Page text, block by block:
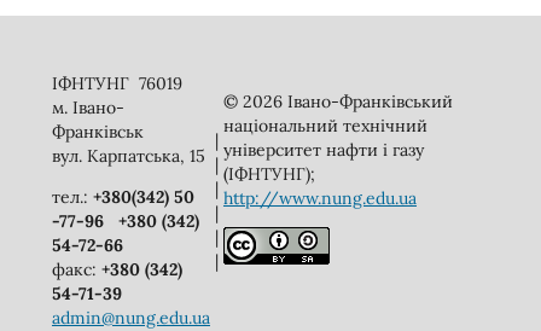
ІФНТУНГ 76019
м. Івано-
Франківськ
вул. Карпатська, 15
тел.: +380(342) 50
-77-96
+380 (342)
54-72-66
факс: +380 (342)
54-71-39
admin@nung.edu.ua
|
|
|
|
|
|
© 2026 Івано-Франківський
національний технічний
університет нафти і газу
(ІФНТУНГ);
http://www.nung.edu.ua